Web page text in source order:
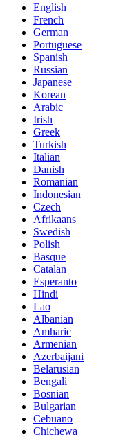
English
French
German
Portuguese
Spanish
Russian
Japanese
Korean
Arabic
Irish
Greek
Turkish
Italian
Danish
Romanian
Indonesian
Czech
Afrikaans
Swedish
Polish
Basque
Catalan
Esperanto
Hindi
Lao
Albanian
Amharic
Armenian
Azerbaijani
Belarusian
Bengali
Bosnian
Bulgarian
Cebuano
Chichewa